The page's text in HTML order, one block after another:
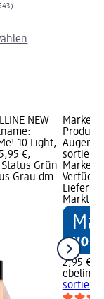
NEW
10 Light,
€;
Grün
Grau dm
Marke:
sortiert,
Marke
Markt
2,95 €
ebelin
sortiert,